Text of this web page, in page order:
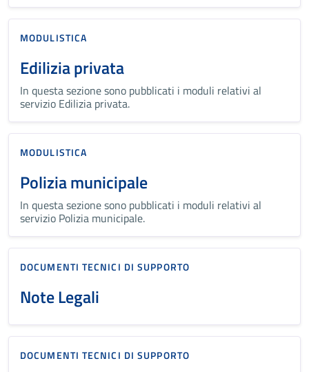
MODULISTICA
Edilizia privata
In questa sezione sono pubblicati i moduli relativi al
servizio Edilizia privata.
MODULISTICA
Polizia municipale
In questa sezione sono pubblicati i moduli relativi al
servizio Polizia municipale.
DOCUMENTI TECNICI DI SUPPORTO
Note Legali
DOCUMENTI TECNICI DI SUPPORTO